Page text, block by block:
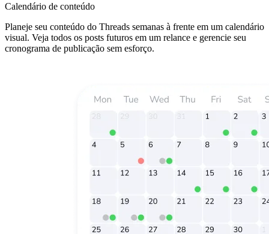
Calendário de conteúdo
Planeje seu conteúdo do Threads semanas à frente em um calendário
visual. Veja todos os posts futuros em um relance e gerencie seu
cronograma de publicação sem esforço.